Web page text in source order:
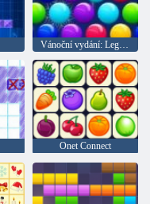
Vánoční vydání: Legrační bubliny
Onet Connect